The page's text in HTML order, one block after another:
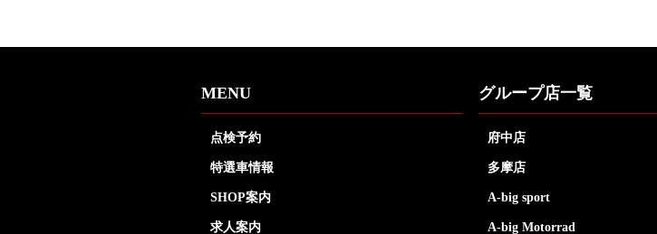
MENU
点検予約
特選車情報
SHOP案内
求人案内
グループ店一覧
府中店
多摩店
A-big sport
A-big Motorrad